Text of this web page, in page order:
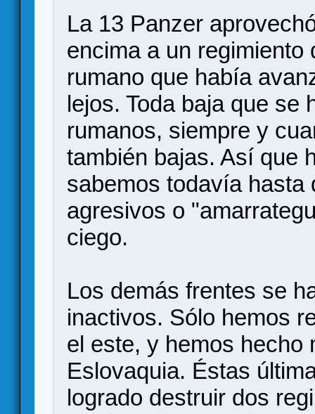
La 13 Panzer
encima a un
rumano que había
lejos. Toda baja que
rumanos, siempre y
también bajas. Así que
sabemos todavía hasta
agresivos o
ciego.
Los demás frentes se
inactivos. Sólo hemos
el este, y hemos hecho
Eslovaquia. Éstas
logrado destruir dos